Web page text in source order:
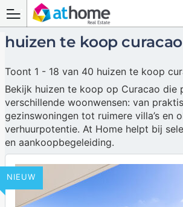
huizen te koop curacao
Toont 1 - 18 van 40 huizen te koop
Bekijk huizen te koop op Curacao die
verschillende woonwensen: van
gezinswoningen tot ruimere villa’s en
verhuurpotentie. At Home helpt bij
en aankoopbegeleiding.
NIEUW